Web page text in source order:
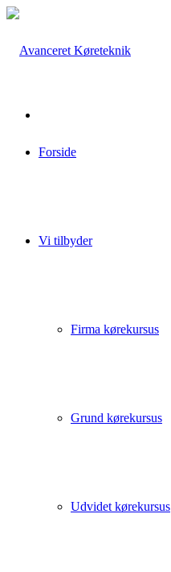
Forside
Vi tilbyder
Firma kørekursus
Grund kørekursus
Udvidet kørekursus